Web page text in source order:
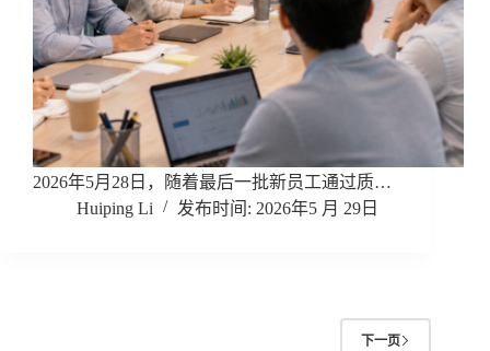
2026年5月28日，随着最后一批新员工通过质…
Huiping Li
2026年5 月 29日
下一页